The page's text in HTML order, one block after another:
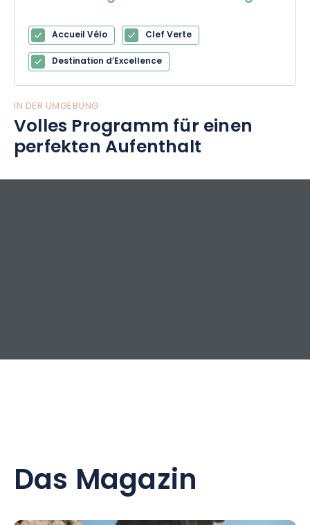
Accueil Vélo
Clef Verte
Destination d’Excellence
IN DER UMGEBUNG
Volles Programm für einen
perfekten Aufenthalt
Das Magazin